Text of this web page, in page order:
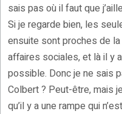
sais pas où il faut que
Si je regarde bien, les
ensuite sont proches de
affaires sociales, et là il y
possible. Donc je ne sais
Colbert ? Peut-être, mais
qu’il y a une rampe qui